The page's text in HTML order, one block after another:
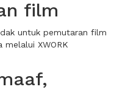
film
untuk pemutaran film
XWORK